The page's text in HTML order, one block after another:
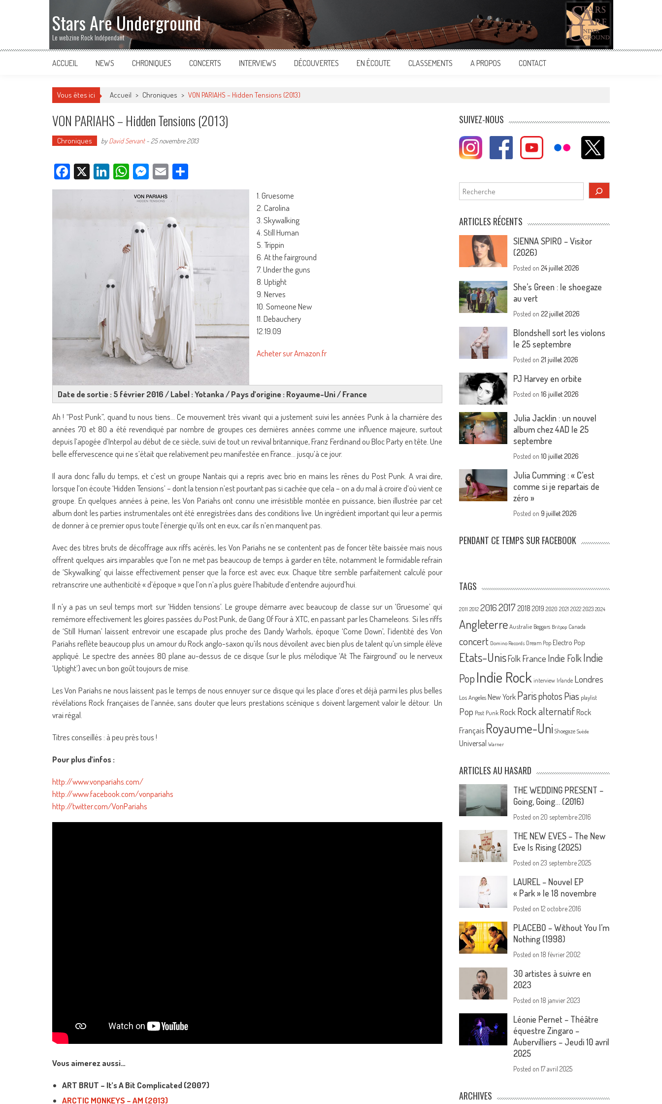
Stars Are Underground
Le webzine Rock Indépendant
ACCUEIL NEWS CHRONIQUES CONCERTS INTERVIEWS DÉCOUVERTES EN ÉCOUTE CLASSEMENTS A PROPOS CONTACT
Vous êtes ici Accueil > Chroniques > VON PARIAHS – Hidden Tensions (2013)
VON PARIAHS – Hidden Tensions (2013)
Chroniques byDavid Servant- 25 novembre 2013
Facebook
X LinkedIn
WhatsApp
Messenger
Email
1. Gruesome
2. Carolina
3. Skywalking
4. Still Human
5. Trippin
6. At the fairground
7. Under the guns
8. Uptight
9. Nerves
10. Someone New
11. Debauchery
12.19.09
Acheter sur Amazon.fr
Date de sortie : 5 février 2016 / Label : Yotanka / Pays d’origine : Royaume-Uni / France
Ah ! “Post Punk”, quand tu nous tiens… Ce mouvement très vivant qui a justement suivi les années Punk à la charnière des
années 70 et 80 a été revendiqué par nombre de groupes ces dernières années comme une influence majeure, surtout
depuis l’apogée d’Interpol au début de ce siècle, suivi de tout un revival britannique, Franz Ferdinand ou Bloc Party en tête. Une
belle effervescence qui ne s’était que relativement peu manifestée en France… jusqu’à ce jour.
Il aura donc fallu du temps, et c’est un groupe Nantais qui a repris avec brio en mains les rênes du Post Punk. A vrai dire,
lorsque l’on écoute ‘Hidden Tensions’ – dont la tension n’est pourtant pas si cachée que cela – on a du mal à croire d’où vient ce
groupe. En quelques années à peine, les Von Pariahs ont connu une irrésistible montée en puissance, bien illustrée par cet
album dont les parties instrumentales ont été enregistrées dans des conditions live. Un ingrédient important qui leur a permis
de donner à ce premier opus toute l’énergie qu’ils ont en eux, car ils n’en manquent pas.
Avec des titres bruts de décoffrage aux riffs acérés, les Von Pariahs ne se contentent pas de foncer tête baissée mais nous
offrent quelques airs imparables que l’on ne met pas beaucoup de temps à garder en tête, notamment le formidable refrain
de ‘Skywalking’ qui laisse effectivement penser que la force est avec eux. Chaque titre semble parfaitement calculé pour
retranscrire une authenticité « d’époque » que l’on n’a plus guère l’habitude d’entendre aujourd’hui.
Il n’y a pas un seul temps mort sur ‘Hidden tensions’. Le groupe démarre avec beaucoup de classe sur un ‘Gruesome’ qui
remémore effectivement les gloires passées du Post Punk, de Gang Of Four à XTC, en passant par les Chameleons. Si les riffs
de ‘Still Human’ laissent entrevoir une escapade plus proche des Dandy Warhols, époque ‘Come Down’, l’identité des Von
Pariahs reflète beaucoup plus un amour du Rock anglo-saxon qu’ils nous dévoilent avec bien plus de talent qu’un simple élève
appliqué. Le spectre des années 80 plane au-dessus de ce disque (sur le plus mélodique ‘At The Fairground’ ou le nerveux
‘Uptight’) avec un bon goût toujours de mise.
Les Von Pariahs ne nous laissent pas le temps de nous ennuyer sur ce disque qui les place d’ores et déjà parmi les plus belles
révélations Rock françaises de l’année, sans douter que leurs prestations scénique s doivent largement valoir le détour. Un
vrai régal.
Titres conseillés : à peu près tous !
Pour plus d’infos :
http://www.vonpariahs.com/
http://www.facebook.com/vonpariahs
http://twitter.com/VonPariahs
Vous aimerez aussi…
ART BRUT – It’s A Bit Complicated (2007)
ARCTIC MONKEYS – AM (2013)
SUIVEZ-NOUS
Rechercher
ARTICLES RÉCENTS
SIENNA SPIRO – Visitor
(2026)
Posted on24 juillet 2026
She’s Green : le shoegaze
au vert
Posted on22 juillet 2026
Blondshell sort les violons
le 25 septembre
Posted on21 juillet 2026
PJ Harvey en orbite
Posted on16 juillet 2026
Julia Jacklin : un nouvel
album chez 4AD le 25
septembre
Posted on10 juillet 2026
Julia Cumming : « C’est
comme si je repartais de
zéro »
Posted on9 juillet 2026
PENDANT CE TEMPS SUR FACEBOOK
TAGS
2011 2012 20162017 2018 2019 2020 2021 2022 2023 2024
Angleterre Australie Beggars Britpop Canada
concert Domino Records Dream Pop Electro Pop
Etats-UnisFolk France Indie FolkIndie
PopIndie Rock interview Irlande Londres
Los Angeles New York Parisphotos Pias playlist
Pop Post Punk Rock Rock alternatif Rock
Français Royaume-Uni Shoegaze Suède
Universal Warner
ARTICLES AU HASARD
THE WEDDING PRESENT –
Going, Going… (2016)
Posted on20 septembre 2016
THE NEW EVES – The New
Eve Is Rising (2025)
Posted on23 septembre 2025
LAUREL – Nouvel EP
« Park » le 18 novembre
Posted on12 octobre 2016
PLACEBO – Without You I’m
Nothing (1998)
Posted on18 février 2002
30 artistes à suivre en
2023
Posted on18 janvier 2023
Léonie Pernet – Théâtre
équestre Zingaro –
Aubervilliers – Jeudi 10 avril
2025
Posted on17 avril 2025
ARCHIVES